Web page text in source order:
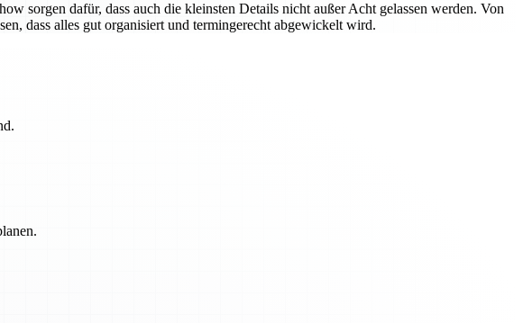
sorgen dafür, dass auch die kleinsten Details nicht außer Acht gelassen werden. Von
dass alles gut organisiert und termingerecht abgewickelt wird.